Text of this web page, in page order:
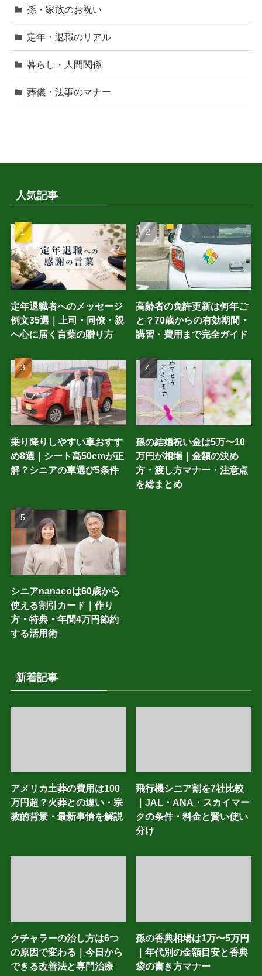
孫・家族のお祝い
定年・退職のリアル
暮らし・人間関係
葬儀・法事のマナー
人気記事
定年退職者へのメッセージ
例文35選｜上司・同僚・親
へ心に届く言葉の贈り方
高齢者の免許更新は何年ご
と？70歳からの有効期間・
講習・費用まで完全ガイド
乗り降りしやすい車おすす
め8選｜シート高50cmが正
解？シニアの車選び5条件
孫の結婚祝い金は5万〜10
万円が相場｜金額の決め
方・渡し方マナー・注意点
を総まとめ
シニアnanacoは60歳から
使える割引カード｜作り
方・特典・年間4万円節約
する活用術
新着記事
アメリカ土葬の費用は100
万円超？火葬との違い・宗
教的背景・最新事情を解説
飛行機シニア割を7社比較
｜JAL・ANA・スカイマー
クの条件・料金と賢い使い
分け
クチャラーの治し方は6つ
の原因で変わる｜今日から
できる改善法と専門治療
孫の香典相場は1万〜5万円
｜年代別の金額目安と香典
袋の書き方マナー